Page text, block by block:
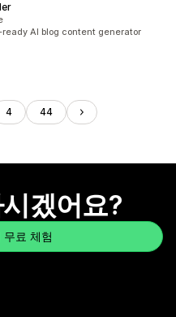
AI blog content generator
4 44
겠어요?
료 체험